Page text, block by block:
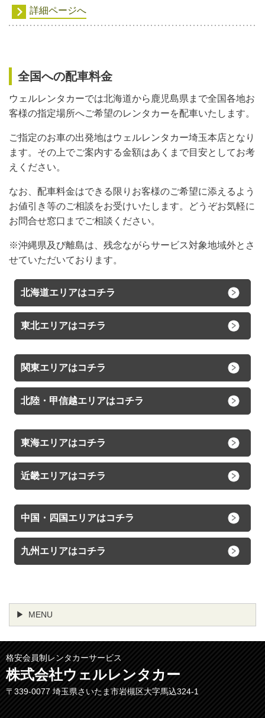
詳細ページへ
全国への配車料金
ウェルレンタカーでは北海道から鹿児島県まで全国各地お
客様の指定場所へご希望のレンタカーを配車いたします。
ご指定のお車の出発地はウェルレンタカー埼玉本店となり
ます。その上でご案内する金額はあくまで目安としてお考
えください。
なお、配車料金はできる限りお客様のご希望に添えるよう
お値引き等のご相談をお受けいたします。どうぞお気軽に
お問合せ窓口までご相談ください。
※沖縄県及び離島は、残念ながらサービス対象地域外とさ
せていただいております。
北海道エリアはコチラ
東北エリアはコチラ
関東エリアはコチラ
北陸・甲信越エリアはコチラ
東海エリアはコチラ
近畿エリアはコチラ
中国・四国エリアはコチラ
九州エリアはコチラ
MENU
格安会員制レンタカーサービス
株式会社ウェルレンタカー
〒339-0077 埼玉県さいたま市岩槻区大字馬込324-1